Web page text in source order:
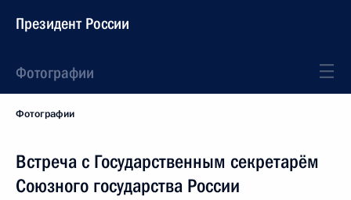
Президент России
Фотографии
Фотографии
Встреча с Государственным секретарём
Союзного государства России